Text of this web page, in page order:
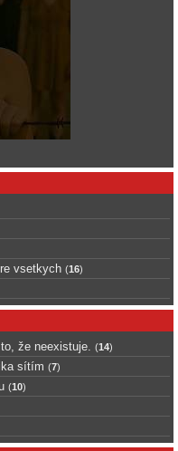
vsetkych (16)
že neexistuje. (14)
sítím (7)
(10)